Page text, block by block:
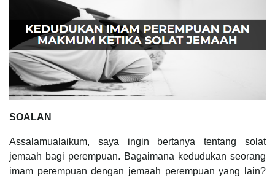
SOALAN
Assalamualaikum, saya ingin bertanya tentang solat
jemaah bagi perempuan. Bagaimana kedudukan seorang
imam perempuan dengan jemaah perempuan yang lain?